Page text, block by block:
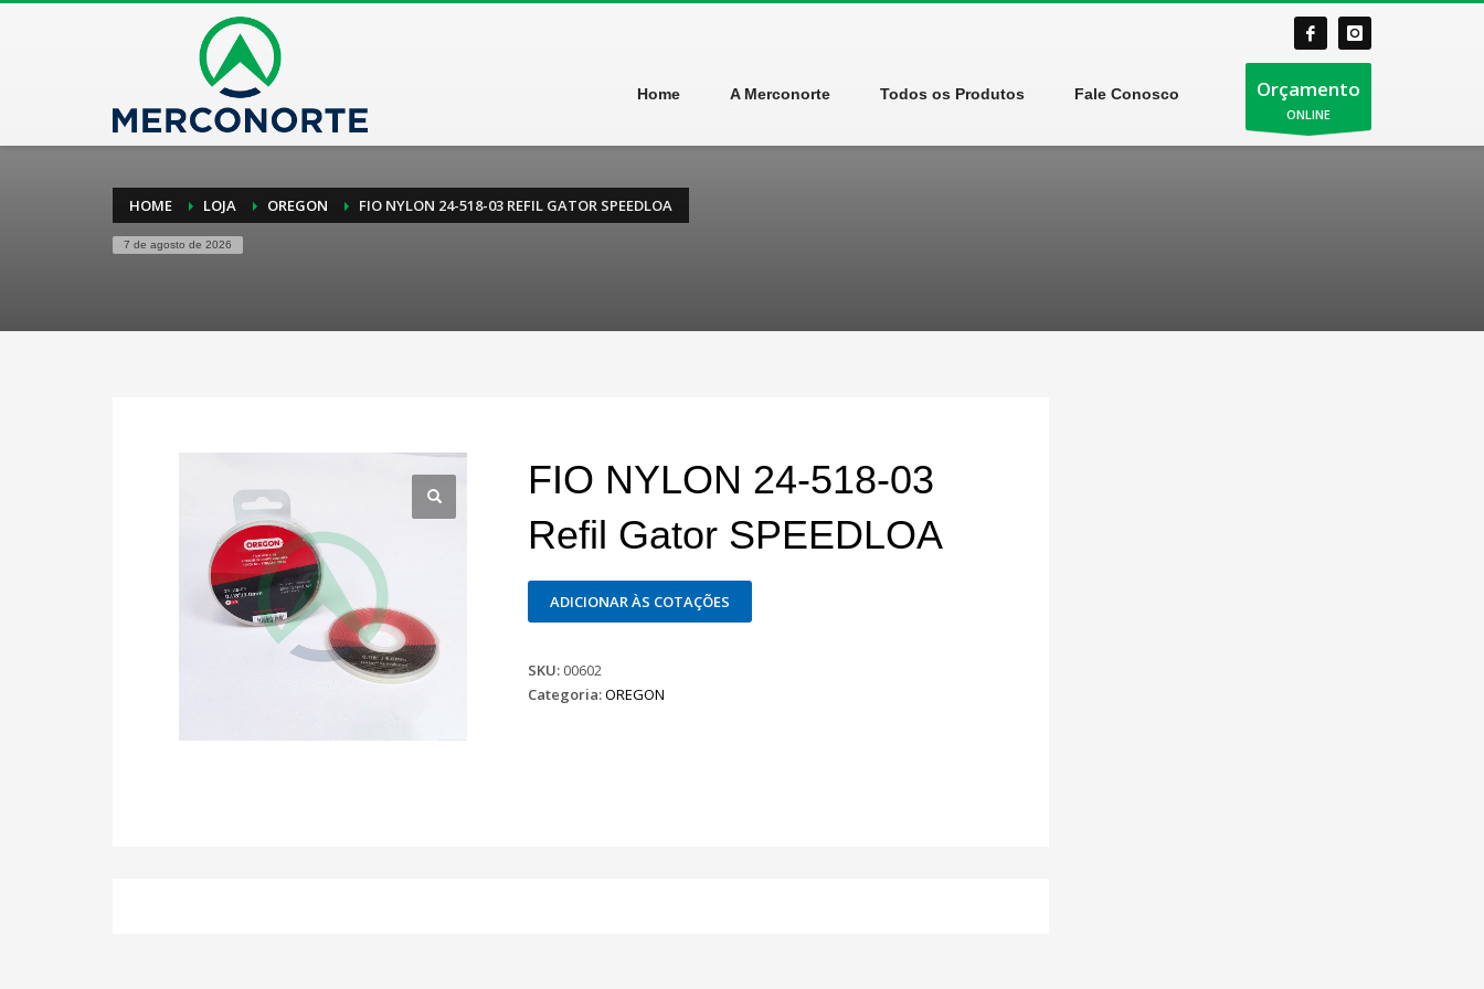
Home A Merconorte Todos os Produtos Fale Conosco Orçamento
ONLINE
HOME LOJA OREGON FIO NYLON 24-518-03 REFIL GATOR SPEEDLOA
7 de agosto de 2026
FIO NYLON 24-518-03
Refil Gator SPEEDLOA
ADICIONAR ÀS COTAÇÕES
SKU: 00602
Categoria:OREGON